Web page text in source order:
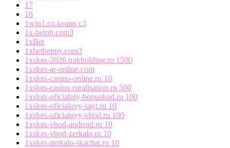
17
18
1win1.co.keapp c3
1x-betph.com3
1xBet
1xbetbetmy.com3
1xslots-2026.trakholding.ru 1500
1xslots-ar-online.com
1xslots-casino-online.ru 10
1xslots-casino.ruralisation.ru 500
1xslots-oficialniy-bonuskod.ru 100
1xslots-oficialnyy-sayt.ru 10
1xslots-oficialnyy-vhod.ru 100
1xslots-vhod-android.ru 10
1xslots-vhod-zerkalo.ru 10
1xslots-zerkalo-skachat.ru 10